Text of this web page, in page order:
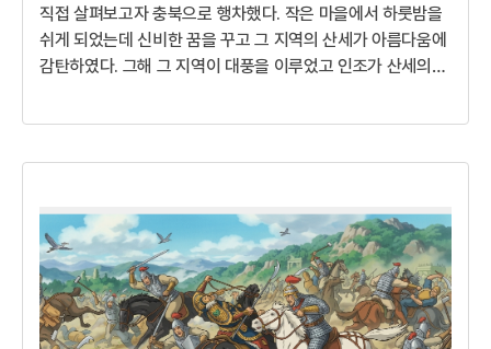
직접 살펴보고자 충북으로 행차했다. 작은 마을에서 하룻밤을
쉬게 되었는데 신비한 꿈을 꾸고 그 지역의 산세가 아름다움에
감탄하였다. 그해 그 지역이 대풍을 이루었고 인조가 산세의
황폐해진 민초들의 삶병자호란이 끝난 후 인조는 더욱 말이
적어졌다. 하루 종일 한마디도 하지 않을 때도 있어서 측근에서
모시는 궁녀들조차 그의...